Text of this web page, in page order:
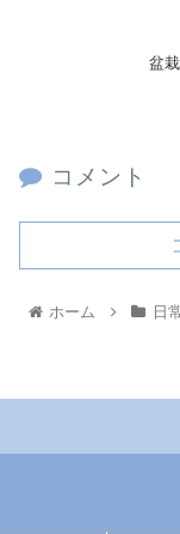
盆
コメント
ホーム 日